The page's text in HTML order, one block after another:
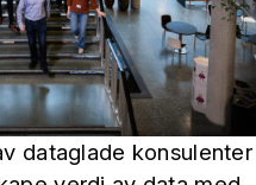
dataglade konsulenter